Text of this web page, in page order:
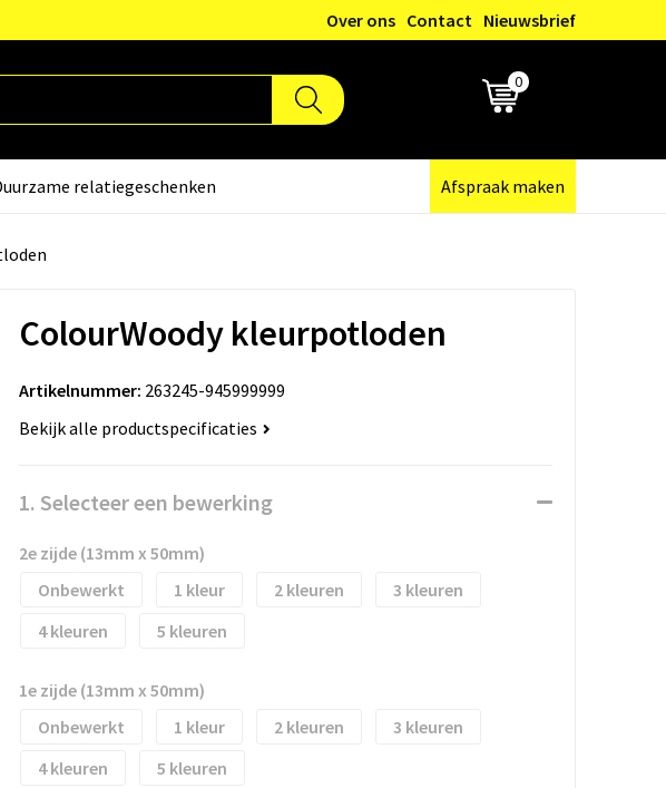
Over ons Contact Nieuwsbrief
0
relatiegeschenken Afspraak maken
ColourWoody kleurpotloden
Artikelnummer: 263245-945999999
Bekijk alle productspecificaties
1. Selecteer een bewerking
2e zijde (13mm x 50mm)
Onbewerkt
1 2
3
4
5
1e zijde (13mm x 50mm)
Onbewerkt
1 2
3
4
5